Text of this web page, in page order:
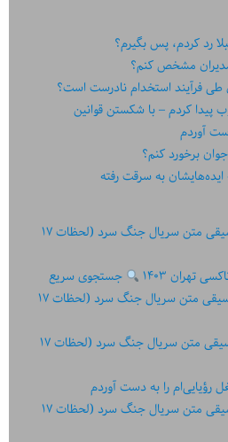
رد کردم، پس بگیرم؟
مشخص کنم؟
طی فرآیند استخدام نادرست است؟
کردم – با شکستن قوانین
آوردم
برخورد کنم؟
ایده‏‏‌‏‏‌هایشان به سرقت رفته
قطعه جاده‌ها: موسیقی متن سریال جنگ سرد (لحظات ۱۷
تهران ۱۴۰۳
جستجوی سریع
قطعه جاده‌ها: موسیقی متن سریال جنگ سرد (لحظات ۱۷
قطعه جاده‌ها: موسیقی متن سریال جنگ سرد (لحظات ۱۷
رؤیایی‌ام را به دست آوردم
قطعه جاده‌ها: موسیقی متن سریال جنگ سرد (لحظات ۱۷